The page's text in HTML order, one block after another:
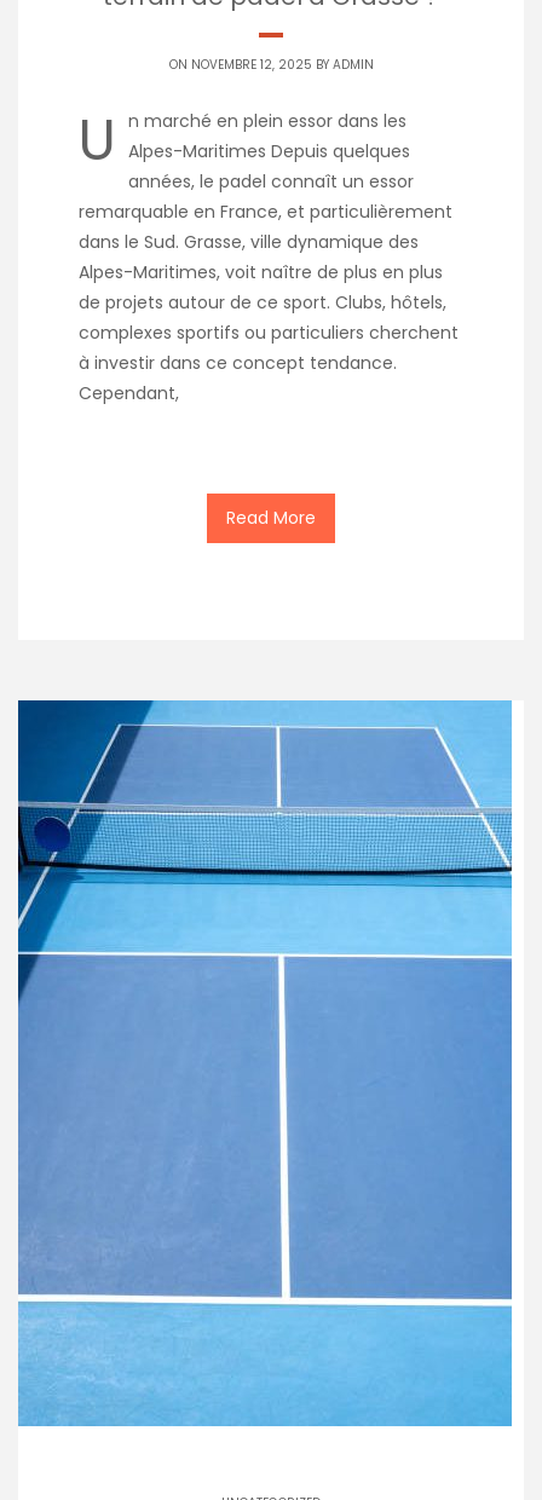
ON NOVEMBRE 12, 2025 BY ADMIN
U
n marché en plein essor dans les
Alpes-Maritimes Depuis quelques
années, le padel connaît un essor
remarquable en France, et particulièrement
dans le Sud. Grasse, ville dynamique des
Alpes-Maritimes, voit naître de plus en plus
de projets autour de ce sport. Clubs, hôtels,
complexes sportifs ou particuliers cherchent
à investir dans ce concept tendance.
Cependant,
Read More